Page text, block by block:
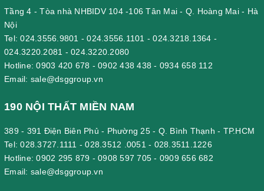
Tầng 4 - Tòa nhà NHBIDV 104 -106 Tân Mai - Q. Hoàng Mai - Hà
Nội
Tel:024.3556.9801 -024.3556.1101 -024.3218.1364 -
024.3220.2081 - 024.3220.2080
Hotline:0903 420 678 - 0902 438 438 - 0934 658 112
Email: sale@dsggroup.vn
190 NỘI THẤT MIỀN NAM
389 - 391 Điện Biên Phủ - Phường 25 - Q. Bình Thạnh - TP.HCM
Tel:028.3727.1111 -028.3512 .0051 - 028.3511.1226
Hotline:0902 295 879 - 0908 597 705 - 0909 656 682
Email: sale@dsggroup.vn